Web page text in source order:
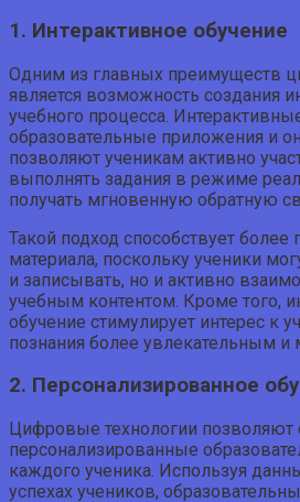
1. Интерактивное обучение
Одним из главных преимуществ
является возможность создания
учебного процесса.
образовательные приложения и
позволяют ученикам активно
выполнять задания в режиме
получать мгновенную обратную
Такой подход способствует
материала, поскольку ученики
и записывать, но и активно
учебным контентом. Кроме того,
обучение стимулирует интерес к
познания более увлекательным
2. Персонализированное
Цифровые технологии позволяют
персонализированные
каждого ученика. Используя
успехах учеников,